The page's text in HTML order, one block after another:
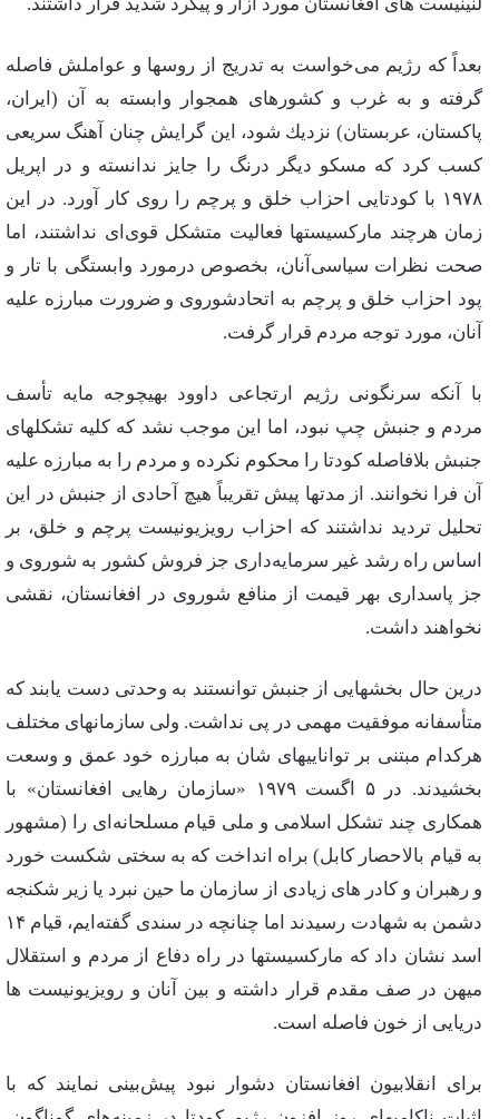
بعداً كه‌ رژیم‌ می‌خواست‌ به‌ تدریج‌ از روسها و عواملش‌ فاصله‌
گرفته‌ و به‌ غرب‌ و كشورهای‌ همجوار وابسته‌ به‌ آن‌ (ایران‌،
پاكستان‌، عربستان‌) نزدیك‌ شود، این‌ گرایش‌ چنان‌ آهنگ‌ سریعی‌
كسب‌ كرد كه‌ مسكو دیگر درنگ‌ را جایز ندانسته‌ و در اپریل‌
۱۹۷۸ با كودتایی‌ احزاب‌ خلق‌ و پرچم‌ را روی‌ كار آورد. در این‌
زمان‌ هرچند ماركسیستها فعالیت‌ متشكل‌ قوی‌ای‌ نداشتند، اما
صحت‌ نظرات‌ سیاسی‌آنان‌، بخصوص‌ درمورد وابستگی‌ با تار و
پود احزاب‌ خلق‌ و پرچم‌ به‌ اتحادشوروی‌ و ضرورت‌ مبارزه‌ علیه‌
آنان‌، مورد توجه‌ مردم‌ قرار گرفت‌.
با آنكه‌ سرنگونی‌ رژیم‌ ارتجاعی‌ داوود بهیچوجه‌ مایه‌ تأسف‌
مردم‌ و جنبش‌ چپ‌ نبود، اما این‌ موجب‌ نشد كه‌ كلیه‌ تشكلهای‌
جنبش‌ بلافاصله‌ كودتا را محكوم‌ نكرده‌ و مردم‌ را به‌ مبارزه‌ علیه‌
آن‌ فرا نخوانند. از مدتها پیش‌ تقریباً هیچ‌ آحادی‌ از جنبش‌ در این‌
تحلیل‌ تردید نداشتند كه‌ احزاب‌ رویزیونیست‌ پرچم‌ و خلق‌، بر
اساس‌ راه‌ رشد غیر سرمایه‌داری‌ جز فروش‌ كشور به‌ شوروی‌ و
جز پاسداری‌ بهر قیمت‌ از منافع‌ شوروی‌ در افغانستان‌، نقشی‌
نخواهند داشت‌.
درین‌ حال‌ بخشهایی‌ از جنبش‌ توانستند به‌ وحدتی‌ دست‌ یابند كه‌
متأسفانه‌ موفقیت‌ مهمی‌ در پی‌ نداشت‌. ولی‌ سازمانهای‌ مختلف‌
هركدام‌ مبتنی‌ بر تواناییهای‌ شان‌ به‌ مبارزه‌ خود عمق‌ و وسعت‌
بخشیدند. در ۵ اگست‌ ۱۹۷۹ «سازمان‌ رهایی‌ افغانستان‌» با
همكاری‌ چند تشكل‌ اسلامی‌ و ملی‌ قیام‌ مسلحانه‌ای‌ را (مشهور
به‌ قیام‌ بالاحصار كابل‌) براه‌ انداخت‌ كه‌ به‌ سختی‌ شكست‌ خورد
و رهبران‌ و كادر های‌ زیادی‌ از سازمان‌ ما حین‌ نبرد یا زیر شكنجه‌
دشمن‌ به‌ شهادت‌ رسیدند اما چنانچه‌ در سندی‌ گفته‌ایم‌، قیام‌ ۱۴
اسد نشان‌ داد كه‌ ماركسیستها در راه‌ دفاع‌ از مردم‌ و استقلال‌
میهن‌ در صف‌ مقدم‌ قرار داشته‌ و بین‌ آنان‌ و رویزیونیست‌ ها
دریایی‌ از خون‌ فاصله‌ است‌.
برای‌ انقلابیون‌ افغانستان‌ دشوار نبود پیش‌بینی‌ نمایند كه‌ با